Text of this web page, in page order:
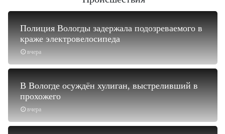
вчера
Полиция Вологды задержала подозреваемого в
краже электровелосипеда
вчера
В Вологде осуждён хулиган, выстреливший в
прохожего